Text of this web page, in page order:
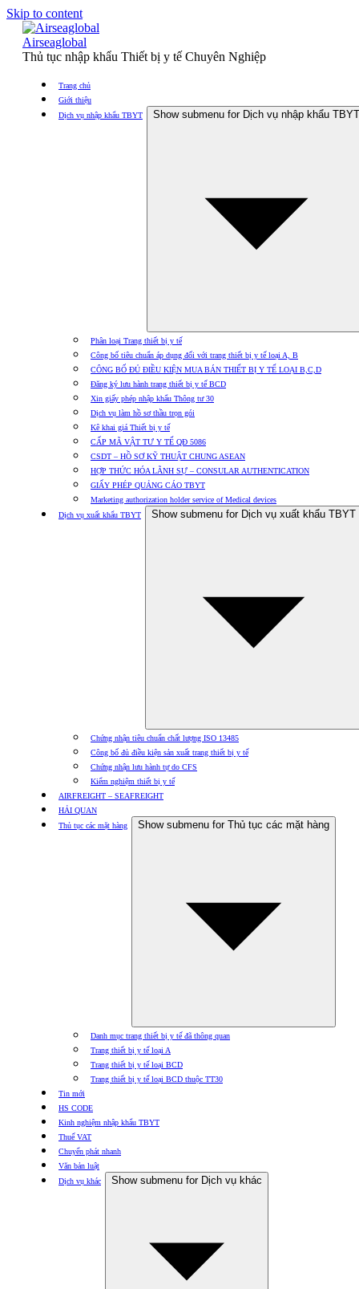
Skip to content
Airseaglobal
Thủ tục nhập khẩu Thiết bị y tế Chuyên Nghiệp
Trang chủ
Giới thiệu
Dịch vụ nhập khẩu TBYT
Show submenu for Dịch vụ nhập khẩu TBYT
Phân loại Trang thiết bị y tế
Công bố tiêu chuẩn áp dụng đối với trang thiết bị y tế loại A, B
CÔNG BỐ ĐỦ ĐIỀU KIỆN MUA BÁN THIẾT BỊ Y TẾ LOẠI B,C,D
Đăng ký lưu hành trang thiết bị y tế BCD
Xin giấy phép nhập khẩu Thông tư 30
Dịch vụ làm hồ sơ thầu trọn gói
Kê khai giá Thiết bị y tế
CẤP MÃ VẬT TƯ Y TẾ QĐ 5086
CSDT – HỒ SƠ KỸ THUẬT CHUNG ASEAN
HỢP THỨC HÓA LÃNH SỰ – CONSULAR AUTHENTICATION
GIẤY PHÉP QUẢNG CÁO TBYT
Marketing authorization holder service of Medical devices
Dịch vụ xuất khẩu TBYT
Show submenu for Dịch vụ xuất khẩu TBYT
Chứng nhận tiêu chuẩn chất lượng ISO 13485
Công bố đủ điều kiện sản xuất trang thiết bị y tế
Chứng nhận lưu hành tự do CFS
Kiểm nghiệm thiết bị y tế
AIRFREIGHT – SEAFREIGHT
HẢI QUAN
Thủ tục các mặt hàng
Show submenu for Thủ tục các mặt hàng
Danh mục trang thiết bị y tế đã thông quan
Trang thiết bị y tế loại A
Trang thiết bị y tế loại BCD
Trang thiết bị y tế loại BCD thuộc TT30
Tin mới
HS CODE
Kinh nghiệm nhập khẩu TBYT
Thuế VAT
Chuyển phát nhanh
Văn bản luật
Dịch vụ khác
Show submenu for Dịch vụ khác